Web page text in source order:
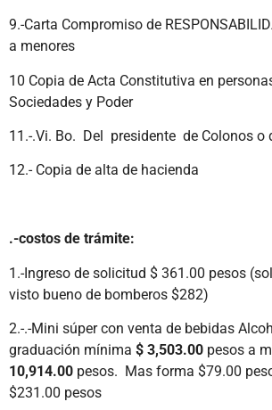
9.-Carta Compromiso de
a menores
10 Copia de Acta Constitutiva en
Sociedades y Poder
11.-.Vi. Bo. Del presidente de Colonos o
12.- Copia de alta de hacienda
.-costos de trámite:
1.-Ingreso de solicitud $ 361.00 pesos
visto bueno de bomberos $282)
2.-.-Mini súper con venta de bebidas
graduación mínima $ 3,503.00 pesos a
10,914.00 pesos. Mas forma $79.00
$231.00 pesos